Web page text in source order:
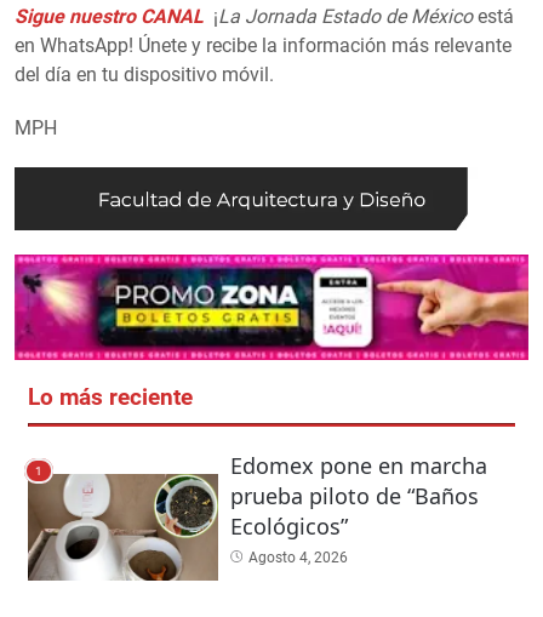
Sigue nuestro CANAL ¡La Jornada Estado de Méxicoestá
en WhatsApp! Únete y recibe la información más relevante
del día en tu dispositivo móvil.
MPH
Lo más reciente
1
Edomex pone en marcha
prueba piloto de “Baños
Ecológicos”
Agosto 4, 2026